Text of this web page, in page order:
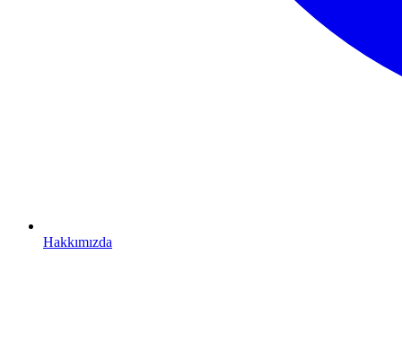
Hakkımızda